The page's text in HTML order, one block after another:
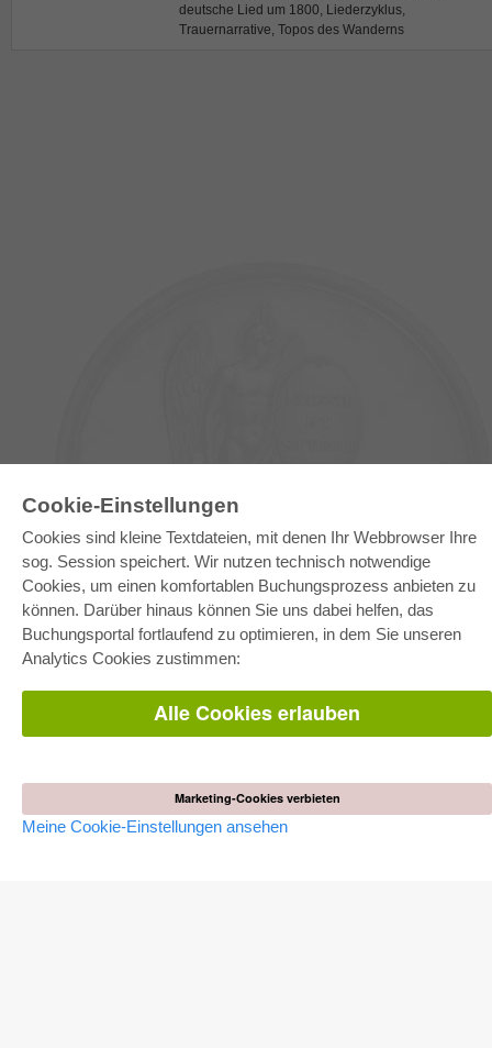
Cookie-Einstellungen
Cookies sind kleine Textdateien, mit denen Ihr Webbrowser Ihre
sog. Session speichert. Wir nutzen technisch notwendige
Cookies, um einen komfortablen Buchungsprozess anbieten zu
können. Darüber hinaus können Sie uns dabei helfen, das
Buchungsportal fortlaufend zu optimieren, in dem Sie unseren
Analytics Cookies zustimmen:
Alle Cookies erlauben
Marketing-Cookies verbieten
Meine Cookie-Einstellungen ansehen
deutsche Lied um 1800, Liederzyklus,
Trauernarrative, Topos des Wanderns
E-COLLECTION
Gesamtpaket
Fachbereichspakete
Pick & Choose
Bereitstellung von E-Books
Häufig gestellte Fragen (FAQ)
WEBSHOP
Alle Autoren
Habilitation publizieren